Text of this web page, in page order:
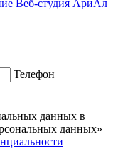
Телефон
данных в
данных»